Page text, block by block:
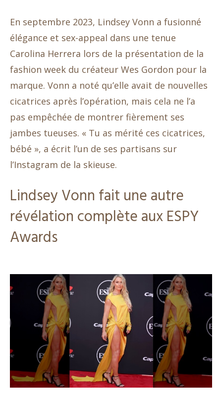
En septembre 2023, Lindsey Vonn a fusionné
élégance et sex-appeal dans une tenue
Carolina Herrera lors de la présentation de la
fashion week du créateur Wes Gordon pour la
marque. Vonn a noté qu’elle avait de nouvelles
cicatrices après l’opération, mais cela ne l’a
pas empêchée de montrer fièrement ses
jambes tueuses. « Tu as mérité ces cicatrices,
bébé », a écrit l’un de ses partisans sur
l’Instagram de la skieuse.
Lindsey Vonn fait une autre
révélation complète aux ESPY
Awards